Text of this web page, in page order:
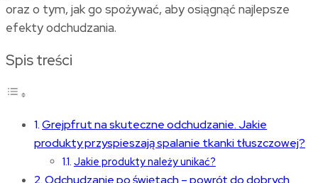
oraz o tym, jak go spożywać, aby osiągnąć najlepsze
efekty odchudzania.
Spis treści
Grejpfrut na skuteczne odchudzanie. Jakie
produkty przyspieszają spalanie tkanki tłuszczowej?
Jakie produkty należy unikać?
Odchudzanie po świętach – powrót do dobrych